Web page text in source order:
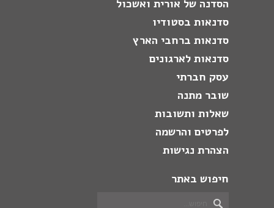
הסדנה של אורית ואשכול
סדנאות בסטודיו
סדנאות ברחבי הארץ
סדנאות לארגונים
עסק חברתי
שובר מתנה
שאלות ותשובות
לפרטים והרשמה
הצהרת נגישות
חיפוש באתר